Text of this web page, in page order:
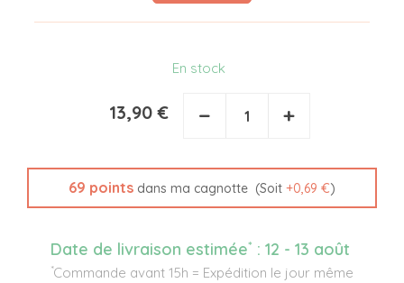
En stock
13,90 € − +
69 points dans ma cagnotte (Soit +0,69 €)
Date de livraison estimée* : 12 - 13 août
*Commande avant 15h = Expédition le jour même